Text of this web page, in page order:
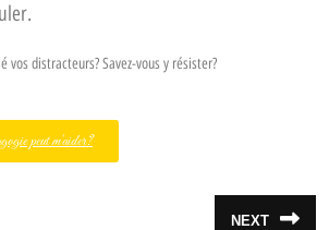
vos distracteurs? Savez-vous y résister?
peut m'aider?
NEXT